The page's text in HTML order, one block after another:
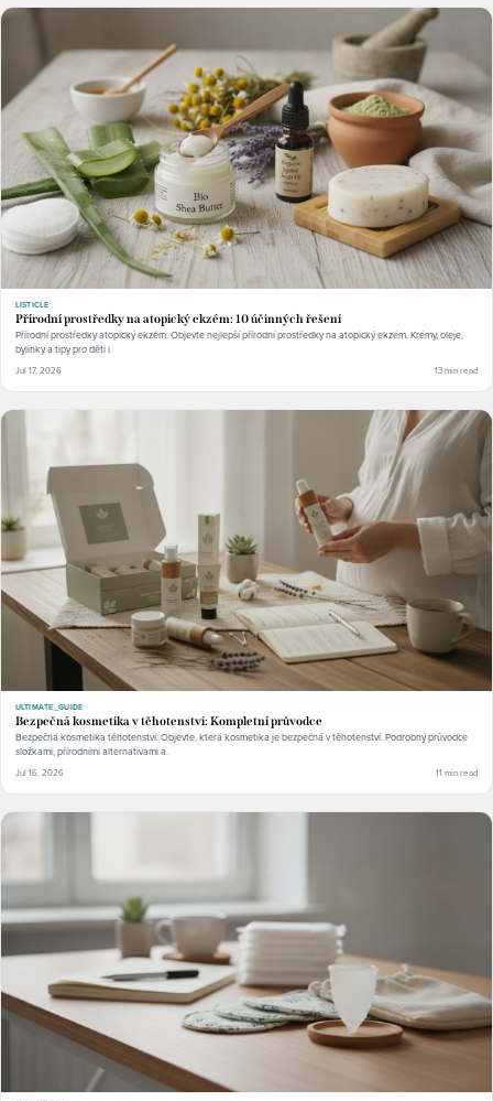
LISTICLE
Přírodní prostředky na atopický ekzém: 10 účinných řešení
Přírodní prostředky atopický ekzém: Objevte nejlepší přírodní prostředky na atopický ekzém. Krémy, oleje,
bylinky a tipy pro děti i.
Jul 17, 2026 13 min read
ULTIMATE_GUIDE
Bezpečná kosmetika v těhotenství: Kompletní průvodce
Bezpečná kosmetika těhotenství: Objevte, která kosmetika je bezpečná v těhotenství. Podrobný průvodce
složkami, přírodními alternativami a.
Jul 16, 2026 11 min read